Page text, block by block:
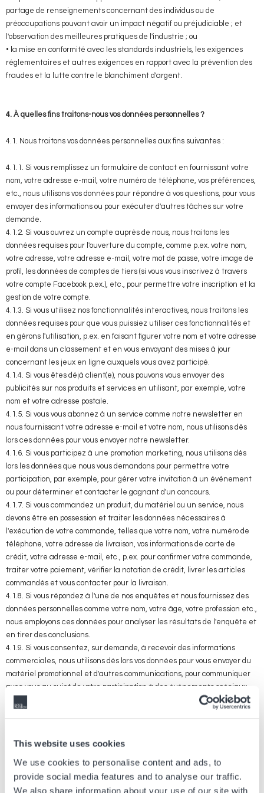
This website uses cookies
We use cookies to personalise content and ads, to
provide social media features and to analyse our traffic.
We also share information about your use of our site with
partage de renseignements concernant des individus ou de
préoccupations pouvant avoir un impact négatif ou préjudiciable ; et
l'observation des meilleures pratiques de l'industrie ; ou
• la mise en conformité avec les standards industriels, les exigences
réglementaires et autres exigences en rapport avec la prévention des
fraudes et la lutte contre le blanchiment d'argent.
4. À quelles fins traitons-nous vos données personnelles ?
4.1. Nous traitons vos données personnelles aux fins suivantes :
4.1.1. Si vous remplissez un formulaire de contact en fournissant votre
nom, votre adresse e-mail, votre numéro de téléphone, vos préférences,
etc., nous utilisons vos données pour répondre à vos questions, pour vous
envoyer des informations ou pour exécuter d'autres tâches sur votre
demande.
4.1.2. Si vous ouvrez un compte auprès de nous, nous traitons les
données requises pour l'ouverture du compte, comme p.ex. votre nom,
votre adresse, votre adresse e-mail, votre mot de passe, votre image de
profil, les données de comptes de tiers (si vous vous inscrivez à travers
votre compte Facebook p.ex.), etc., pour permettre votre inscription et la
gestion de votre compte.
4.1.3. Si vous utilisez nos fonctionnalités interactives, nous traitons les
données requises pour que vous puissiez utiliser ces fonctionnalités et
en gérons l'utilisation, p.ex. en faisant figurer votre nom et votre adresse
e-mail dans un classement et en vous envoyant des mises à jour
concernant les jeux en ligne auxquels vous avez participé.
4.1.4. Si vous êtes déjà client(e), nous pouvons vous envoyer des
publicités sur nos produits et services en utilisant, par exemple, votre
nom et votre adresse postale.
4.1.5. Si vous vous abonnez à un service comme notre newsletter en
nous fournissant votre adresse e-mail et votre nom, nous utilisons dès
lors ces données pour vous envoyer notre newsletter.
4.1.6. Si vous participez à une promotion marketing, nous utilisons dès
lors les données que nous vous demandons pour permettre votre
participation, par exemple, pour gérer votre invitation à un événement
ou pour déterminer et contacter le gagnant d'un concours.
4.1.7. Si vous commandez un produit, du matériel ou un service, nous
devons être en possession et traiter les données nécessaires à
l'exécution de votre commande, telles que votre nom, votre numéro de
téléphone, votre adresse de livraison, vos informations de carte de
crédit, votre adresse e-mail, etc., p.ex. pour confirmer votre commande,
traiter votre paiement, vérifier la notation de crédit, livrer les articles
commandés et vous contacter pour la livraison.
4.1.8. Si vous répondez à l'une de nos enquêtes et nous fournissez des
données personnelles comme votre nom, votre âge, votre profession etc.,
nous employons ces données pour analyser les résultats de l'enquête et
en tirer des conclusions.
4.1.9. Si vous consentez, sur demande, à recevoir des informations
commerciales, nous utilisons dès lors vos données pour vous envoyer du
matériel promotionnel et d'autres communications, pour communiquer
avec vous au sujet de votre participation à des événements spéciaux,
des concours, des loteries, des programmes, des offres, des enquêtes et
des études de marché et gérer cette participation, pour vous fournir des
Site Web, votre expérience commerciale et les communications selon
4.1.10. Si vous interagissez avec nous sur des réseaux sociaux tiers,
nous traitons les données y afférentes sur ces réseaux (nos interactions
avec vous sur un réseau social tiers seront soumises aux politiques de